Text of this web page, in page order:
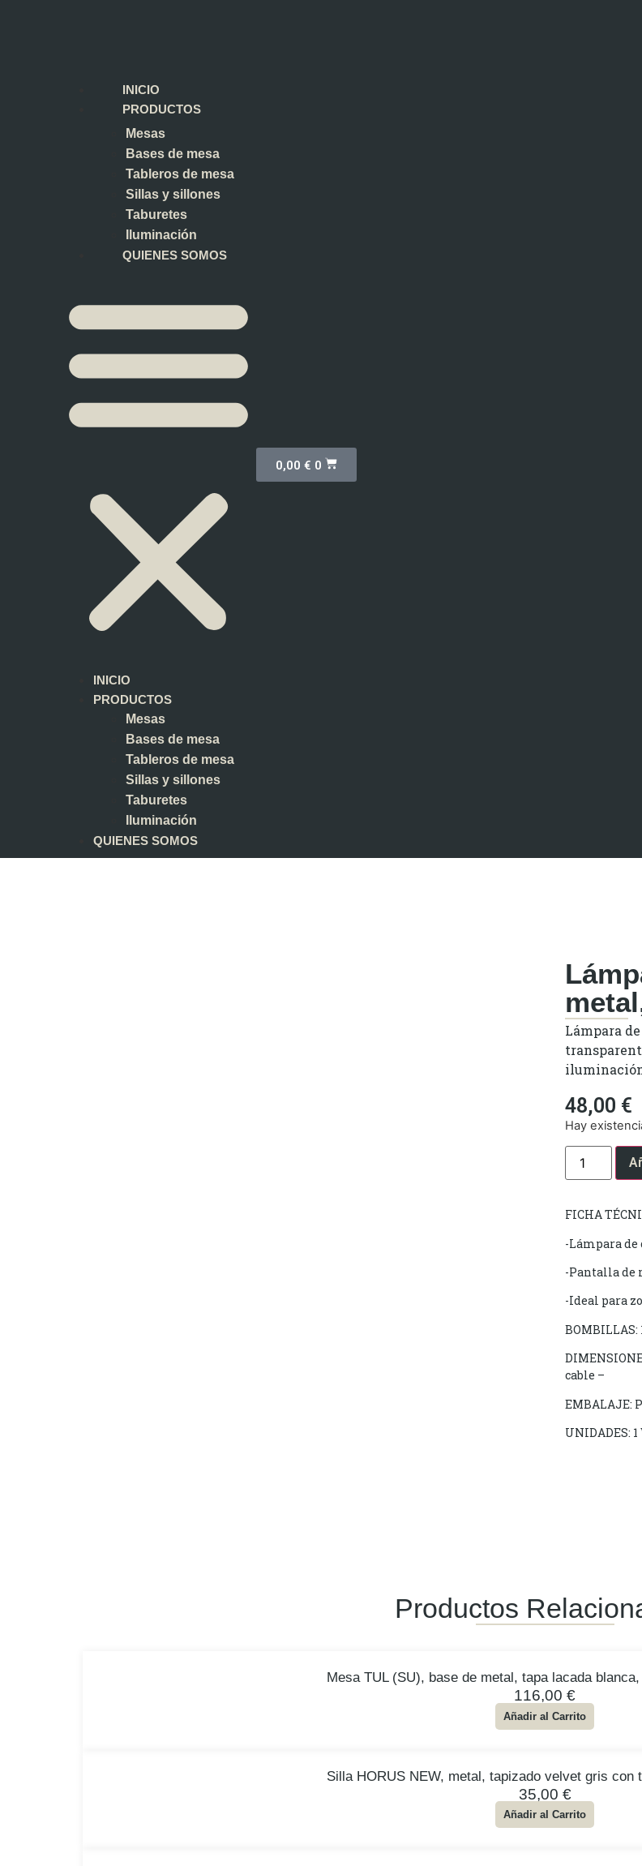
INICIO
PRODUCTOS
Mesas
Bases de mesa
Tableros de mesa
Sillas y sillones
Taburetes
Iluminación
QUIENES SOMOS
INICIO
PRODUCTOS
Mesas
Bases de mesa
Tableros de mesa
Sillas y sillones
Taburetes
Iluminación
QUIENES SOMOS
0,00 € 0
Lámpara
48,00 €
Hay
FICHA
-Lámpara de
-Pantalla de
-Ideal para
BOMBILLAS:
cable –
EMBALAJE:
UNIDADES:
Productos
Mesa TUL (SU), base de metal, tapa lacada
116,00 €
Añadir al Carrito
Silla HORUS NEW, metal, tapizado velvet gris con
35,00 €
Añadir al Carrito